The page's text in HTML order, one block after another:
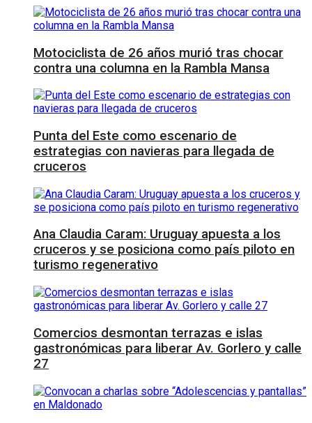
Motociclista de 26 años murió tras chocar
contra una columna en la Rambla Mansa
Punta del Este como escenario de
estrategias con navieras para llegada de
cruceros
Ana Claudia Caram: Uruguay apuesta a los
cruceros y se posiciona como país piloto en
turismo regenerativo
Comercios desmontan terrazas e islas
gastronómicas para liberar Av. Gorlero y calle
27